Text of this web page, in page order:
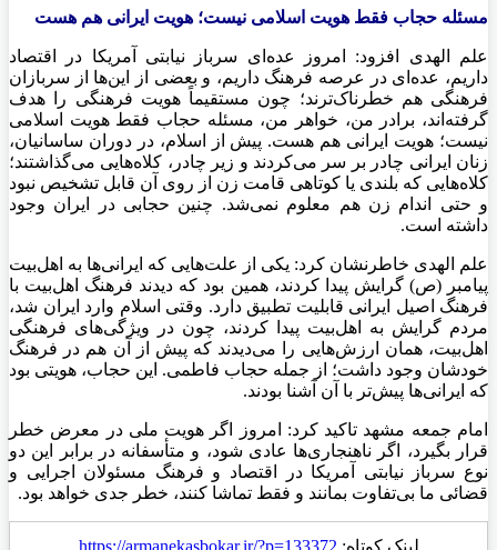
مسئله حجاب فقط هویت اسلامی نیست؛ هویت ایرانی هم هست
علم الهدی افزود: امروز عده‌ای سرباز نیابتی آمریکا در اقتصاد
داریم، عده‌ای در عرصه فرهنگ داریم، و بعضی از این‌ها از سربازان
فرهنگی هم خطرناک‌ترند؛ چون مستقیماً هویت فرهنگی را هدف
گرفته‌اند، برادر من، خواهر من، مسئله حجاب فقط هویت اسلامی
نیست؛ هویت ایرانی هم هست. پیش از اسلام، در دوران ساسانیان،
زنان ایرانی چادر بر سر می‌کردند و زیر چادر، کلاه‌هایی می‌گذاشتند؛
کلاه‌هایی که بلندی یا کوتاهی قامت زن از روی آن قابل تشخیص نبود
و حتی اندام زن هم معلوم نمی‌شد. چنین حجابی در ایران وجود
داشته است.
علم الهدی خاطرنشان کرد: یکی از علت‌هایی که ایرانی‌ها به اهل‌بیت
پیامبر (ص) گرایش پیدا کردند، همین بود که دیدند فرهنگ اهل‌بیت با
فرهنگ اصیل ایرانی قابلیت تطبیق دارد. وقتی اسلام وارد ایران شد،
مردم گرایش به اهل‌بیت پیدا کردند، چون در ویژگی‌های فرهنگی
اهل‌بیت، همان ارزش‌هایی را می‌دیدند که پیش از آن هم در فرهنگ
خودشان وجود داشت؛ از جمله حجاب فاطمی. این حجاب، هویتی بود
که ایرانی‌ها پیش‌تر با آن آشنا بودند.
امام جمعه مشهد تاکید کرد: امروز اگر هویت ملی در معرض خطر
قرار بگیرد، اگر ناهنجاری‌ها عادی شود، و متأسفانه در برابر این دو
نوع سرباز نیابتی آمریکا در اقتصاد و فرهنگ مسئولان اجرایی و
قضائی ما بی‌تفاوت بمانند و فقط تماشا کنند، خطر جدی خواهد بود.
لینک کوتاه: https://armanekasbokar.ir/?p=133372